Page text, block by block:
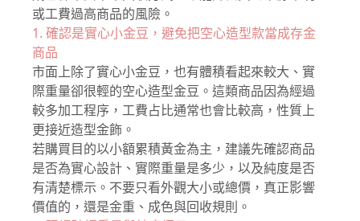
或工費過高商品的風險。
1. 確認是實心小金豆，避免把空心造型款當成存金
商品
市面上除了實心小金豆，也有體積看起來較大、實
際重量卻很輕的空心造型金豆。這類商品因為經過
較多加工程序，工費占比通常也會比較高，性質上
更接近造型金飾。
若購買目的以小額累積黃金為主，建議先確認商品
是否為實心設計、實際重量是多少，以及純度是否
有清楚標示。不要只看外觀大小或總價，真正影響
價值的，還是金重、成色與回收規則。